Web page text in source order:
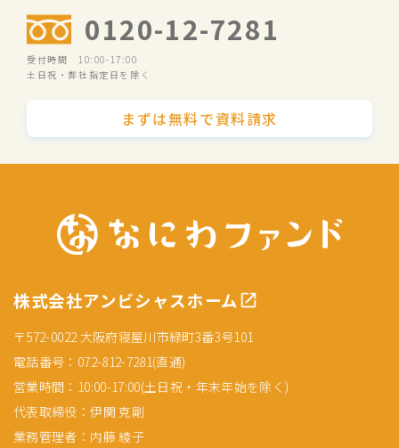
0120-12-7281
受付時間 10:00-17:00
土日祝・弊社指定日を除く
まずは無料で資料請求
株式会社アンビシャスホーム
〒572-0022 大阪府寝屋川市緑町3番3号101
電話番号：072-812-7281(直通)
営業時間：10:00-17:00(土日祝・年末年始を除く)
代表取締役：伊関 克剛
業務管理者：内藤 綾子